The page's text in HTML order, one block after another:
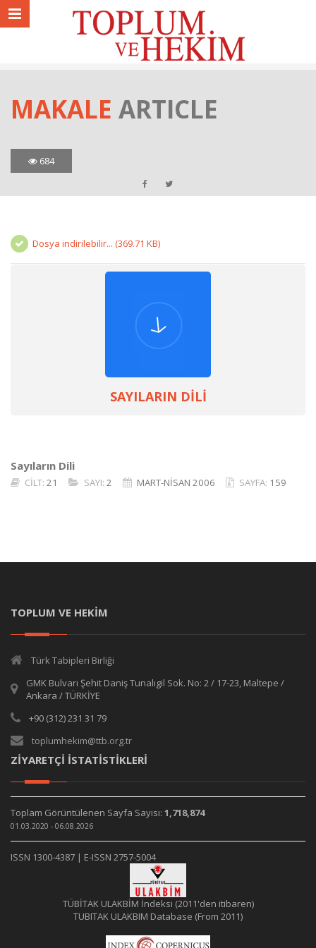
MAKALE ARTICLE
684
Dosya indirilebilir... (369.71 KB)
SAYILARIN DİLİ
Sayıların Dili
CİLT: 21 SAYI: 2 MART-NİSAN 2006 SAYFA: 159
TOPLUM VE HEKİM
Türk Tabipleri Birliği
GMK Bulvarı Şehit Daniş Tunalıgil Sok. No: 2 / 17-23, Maltepe /
Ankara / TÜRKİYE
+90 (312) 231 31 79
toplumhekim@ttb.org.tr
ZİYARETÇİ İSTATİSTİKLERİ
Toplam Görüntülenen Sayfa Sayısı: 1,718,874
01.03.2020 - 06.08.2026
ISSN 1300-4387 | E-ISSN 2757-5004
TÜBİTAK ULAKBİM İndeksi (2011'den itibaren)
TUBITAK ULAKBIM Database (From 2011)